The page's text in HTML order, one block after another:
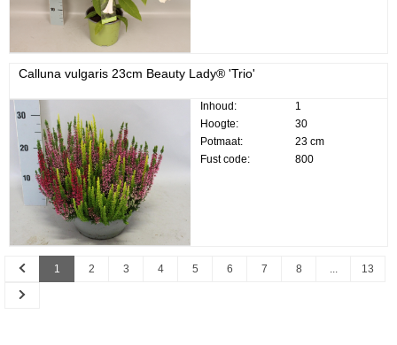
Calluna vulgaris 23cm Beauty Lady® 'Trio'
Inhoud:
1
Hoogte:
30
Potmaat:
23 cm
Fust code:
800
Previous
1 2 3 4 5 6 7 8 ... 13
Next